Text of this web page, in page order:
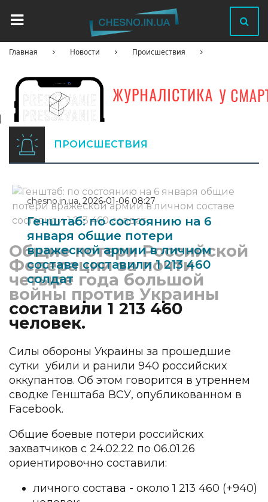
Главная Новости Происшествия
ПРОИСШЕСТВИЯ
chesno.in.ua, 2026-01-06 08:27
Генштаб: по состоянию на 6
января общие потери
вражеской армии в личном
составе составили 1 213 460
солдат
Общие потери Российской
Федерации за почти
четыре года большой
войны против Украины
составили 1 213 460
человек.
Силы обороны Украины за прошедшие
сутки убили и ранили 940 российских
оккупантов. Об этом говорится в утреннем
сводке Генштаба ВСУ, опубликованном в
Facebook.
Общие боевые потери российских
захватчиков с 24.02.22 по 06.01.26
ориентировочно составили:
личного состава - около 1 213 460 (+940)